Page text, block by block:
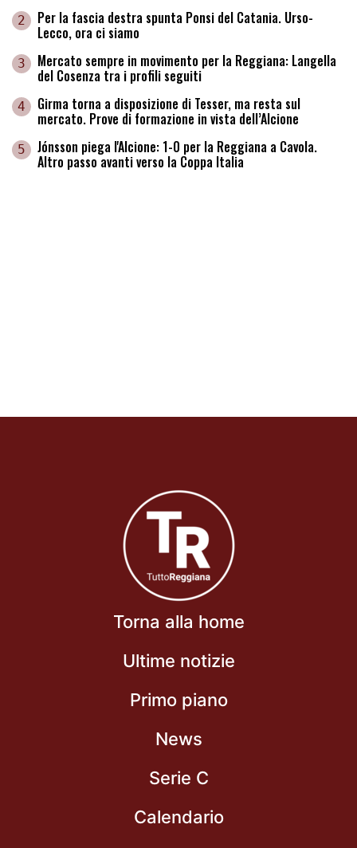
2 Per la fascia destra spunta Ponsi del Catania. Urso-
Lecco, ora ci siamo
3 Mercato sempre in movimento per la Reggiana: Langella
del Cosenza tra i profili seguiti
4 Girma torna a disposizione di Tesser, ma resta sul
mercato. Prove di formazione in vista dell’Alcione
5 Jónsson piega l'Alcione: 1-0 per la Reggiana a Cavola.
Altro passo avanti verso la Coppa Italia
Torna alla home
Ultime notizie
Primo piano
News
Serie C
Calendario